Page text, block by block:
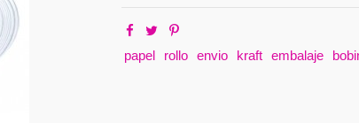
papel rollo envio kraft embalaje